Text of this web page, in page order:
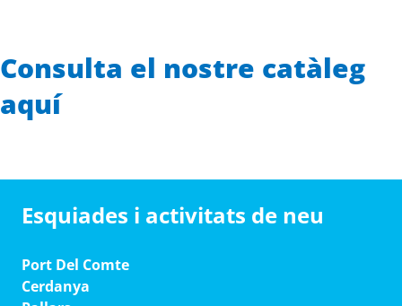
Consulta el nostre catàleg
aquí
Esquiades i activitats de neu
Port Del Comte
Cerdanya